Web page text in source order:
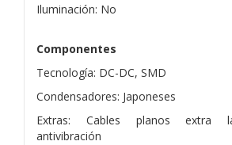
Iluminación: No
Componentes
Tecnología: DC-DC, SMD
Condensadores: Japoneses
Extras: Cables planos extra
antivibración